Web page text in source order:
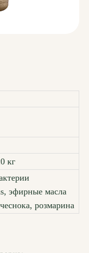
кг
эфирные масла
розмарина